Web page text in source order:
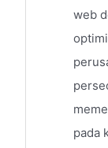
web
pada